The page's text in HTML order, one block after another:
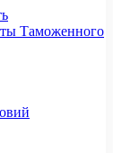
Таможенного